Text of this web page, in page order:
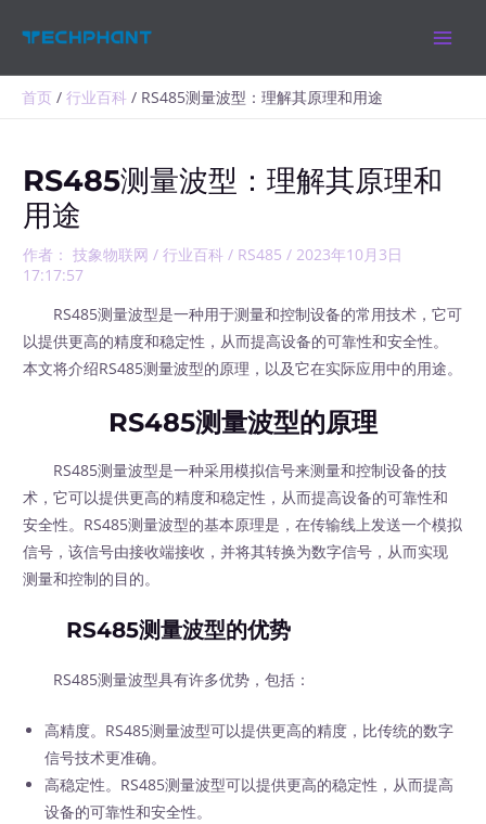
首页 行业百科 RS485测量波型：理解其原理和用途
RS485测量波型：理解其原理和
用途
作者： 技象物联网/行业百科 / RS485 /2023年10月3日
17:17:57
RS485测量波型是一种用于测量和控制设备的常用技术，它可
以提供更高的精度和稳定性，从而提高设备的可靠性和安全性。
本文将介绍RS485测量波型的原理，以及它在实际应用中的用途。
RS485测量波型的原理
RS485测量波型是一种采用模拟信号来测量和控制设备的技
术，它可以提供更高的精度和稳定性，从而提高设备的可靠性和
安全性。RS485测量波型的基本原理是，在传输线上发送一个模拟
信号，该信号由接收端接收，并将其转换为数字信号，从而实现
测量和控制的目的。
RS485测量波型的优势
RS485测量波型具有许多优势，包括：
高精度。RS485测量波型可以提供更高的精度，比传统的数字
信号技术更准确。
高稳定性。RS485测量波型可以提供更高的稳定性，从而提高
设备的可靠性和安全性。